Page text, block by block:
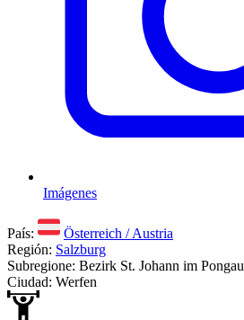
Imágenes
País:
Österreich / Austria
Región: Salzburg
Subregione: Bezirk St. Johann im Pongau
Ciudad: Werfen